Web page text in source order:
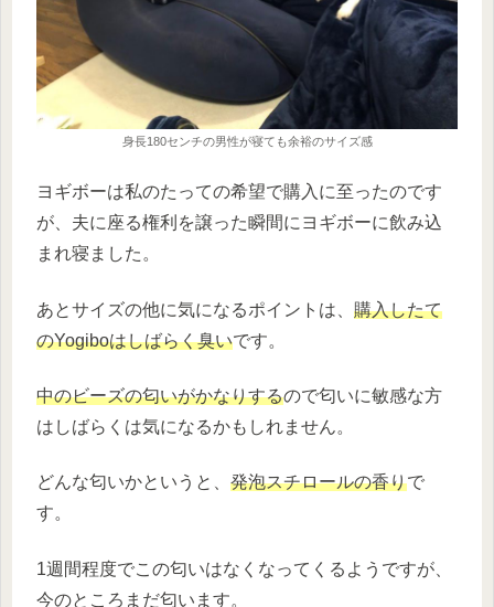
身長180センチの男性が寝ても余裕のサイズ感
ヨギボーは私のたっての希望で購入に至ったのです
が、夫に座る権利を譲った瞬間にヨギボーに飲み込
まれ寝ました。
あとサイズの他に気になるポイントは、 購入したて
のYogiboはしばらく臭いです。
中のビーズの匂いがかなりするので匂いに敏感な方
はしばらくは気になるかもしれません。
どんな匂いかというと、 発泡スチロールの香りで
す。
1週間程度でこの匂いはなくなってくるようですが、
今のところまだ匂います。